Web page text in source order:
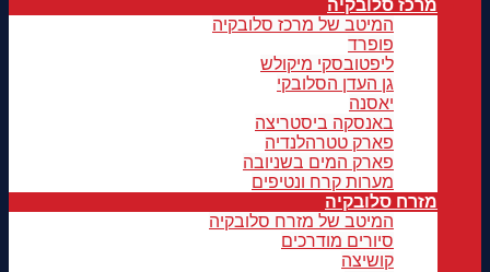
מרכז סלובקיה
המיטב של מרכז סלובקיה
פופרד
ליפטובסקי מיקולש
גן העדן הסלובקי
יאסנה
באנסקה ביסטריצה
פארק טטרהלנדיה
פארק המים בשניובה
מערות קרח ונטיפים
מזרח סלובקיה
המיטב של מזרח סלובקיה
סיורים מודרכים
קושיצה